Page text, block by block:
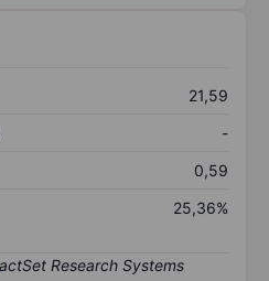
21,59
-
0,59
25,36%